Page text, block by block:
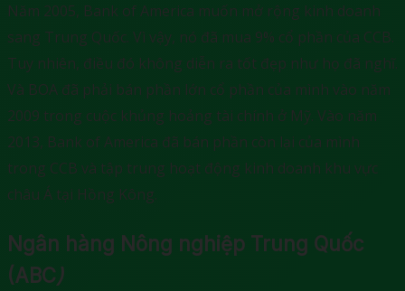
Năm 2005, Bank of America muốn mở rộng kinh doanh
sang Trung Quốc. Vì vậy, nó đã mua 9% cổ phần của CCB.
Tuy nhiên, điều đó không diễn ra tốt đẹp như họ đã nghĩ.
Và BOA đã phải bán phần lớn cổ phần của mình vào năm
2009 trong cuộc khủng hoảng tài chính ở Mỹ. Vào năm
2013, Bank of America đã bán phần còn lại của mình
trong CCB và tập trung hoạt động kinh doanh khu vực
châu Á tại Hồng Kông.
Ngân hàng Nông nghiệp Trung Quốc
(ABC)